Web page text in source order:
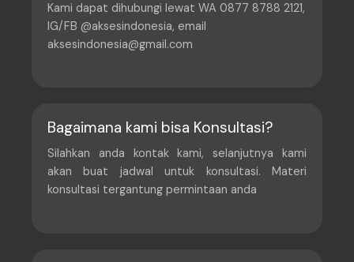
Kami dapat dihubungi lewat WA 0877 8788 2121,
IG/FB @aksesindonesia, email
aksesindonesia@gmail.com
Bagaimana kami bisa Konsultasi?
Silahkan anda kontak kami, selanjutnya kami
akan buat jadwal untuk konsultasi. Materi
konsultasi tergantung permintaan anda